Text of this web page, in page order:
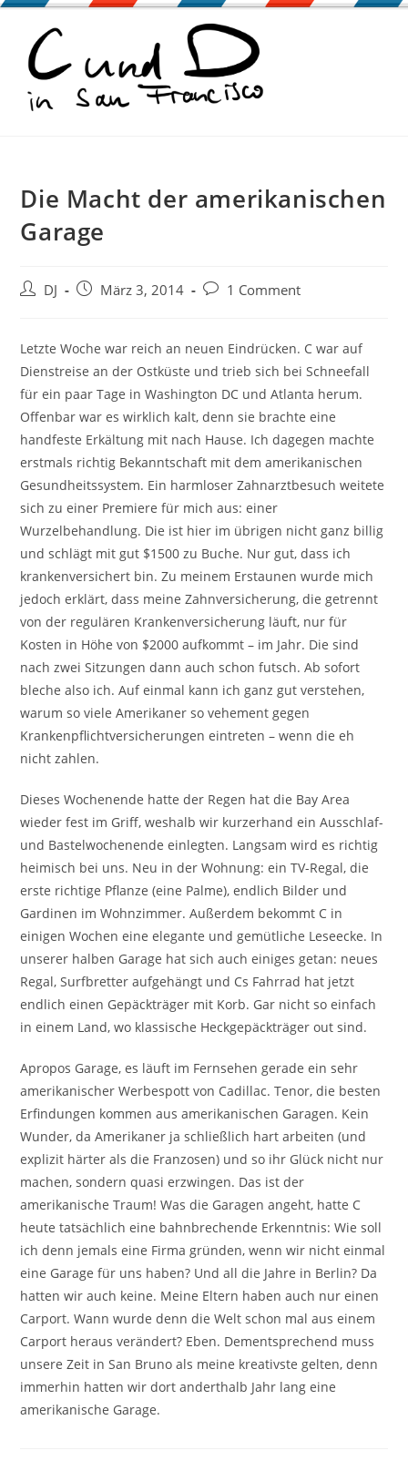
Zum
springen
Die Macht der amerikanischen
Garage
Beitrags-
DJ
BeitragMärz 3, 2014
Beitrags-
1 Comment
Letzte Woche war reich an neuen Eindrücken. C war auf
Dienstreise an der Ostküste und trieb sich bei Schneefall
für ein paar Tage in Washington DC und Atlanta herum.
Offenbar war es wirklich kalt, denn sie brachte eine
handfeste Erkältung mit nach Hause. Ich dagegen machte
erstmals richtig Bekanntschaft mit dem amerikanischen
Gesundheitssystem. Ein harmloser Zahnarztbesuch weitete
sich zu einer Premiere für mich aus: einer
Wurzelbehandlung. Die ist hier im übrigen nicht ganz billig
und schlägt mit gut $1500 zu Buche. Nur gut, dass ich
krankenversichert bin. Zu meinem Erstaunen wurde mich
jedoch erklärt, dass meine Zahnversicherung, die getrennt
von der regulären Krankenversicherung läuft, nur für
Kosten in Höhe von $2000 aufkommt – im Jahr. Die sind
nach zwei Sitzungen dann auch schon futsch. Ab sofort
bleche also ich. Auf einmal kann ich ganz gut verstehen,
warum so viele Amerikaner so vehement gegen
Krankenpflichtversicherungen eintreten – wenn die eh
nicht zahlen.
Dieses Wochenende hatte der Regen hat die Bay Area
wieder fest im Griff, weshalb wir kurzerhand ein Ausschlaf-
und Bastelwochenende einlegten. Langsam wird es richtig
heimisch bei uns. Neu in der Wohnung: ein TV-Regal, die
erste richtige Pflanze (eine Palme), endlich Bilder und
Gardinen im Wohnzimmer. Außerdem bekommt C in
einigen Wochen eine elegante und gemütliche Leseecke. In
unserer halben Garage hat sich auch einiges getan: neues
Regal, Surfbretter aufgehängt und Cs Fahrrad hat jetzt
endlich einen Gepäckträger mit Korb. Gar nicht so einfach
in einem Land, wo klassische Heckgepäckträger out sind.
Apropos Garage, es läuft im Fernsehen gerade ein sehr
amerikanischer Werbespott von Cadillac. Tenor, die besten
Erfindungen kommen aus amerikanischen Garagen. Kein
Wunder, da Amerikaner ja schließlich hart arbeiten (und
explizit härter als die Franzosen) und so ihr Glück nicht nur
machen, sondern quasi erzwingen. Das ist der
amerikanische Traum! Was die Garagen angeht, hatte C
heute tatsächlich eine bahnbrechende Erkenntnis: Wie soll
ich denn jemals eine Firma gründen, wenn wir nicht einmal
eine Garage für uns haben? Und all die Jahre in Berlin? Da
hatten wir auch keine. Meine Eltern haben auch nur einen
Carport. Wann wurde denn die Welt schon mal aus einem
Carport heraus verändert? Eben. Dementsprechend muss
unsere Zeit in San Bruno als meine kreativste gelten, denn
immerhin hatten wir dort anderthalb Jahr lang eine
amerikanische Garage.